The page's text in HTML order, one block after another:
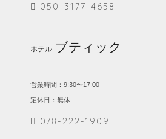
050-3177-4658
ホテル ブティック
営業時間：9:30〜17:00
定休日：無休
078-222-1909